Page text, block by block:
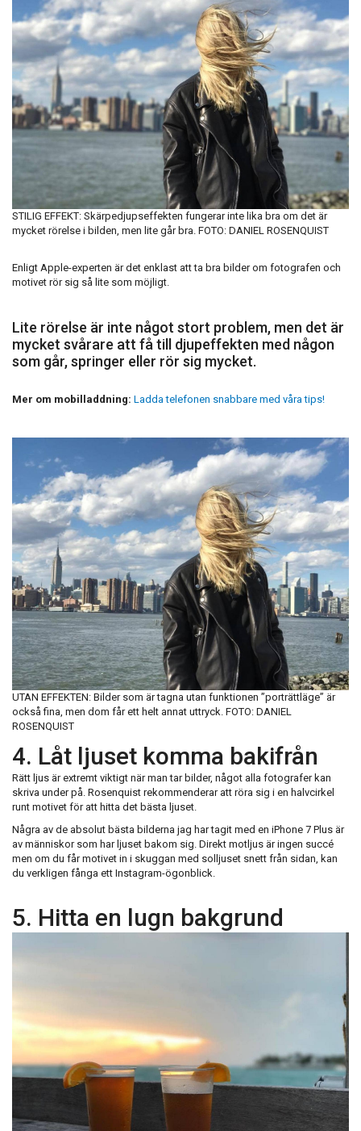
STILIG EFFEKT: Skärpedjupseffekten fungerar inte lika bra om det är
mycket rörelse i bilden, men lite går bra. FOTO: DANIEL ROSENQUIST
Enligt Apple-experten är det enklast att ta bra bilder om fotografen och
motivet rör sig så lite som möjligt.
Lite rörelse är inte något stort problem, men det är
mycket svårare att få till djupeffekten med någon
som går, springer eller rör sig mycket.
Mer om mobilladdning: Ladda telefonen snabbare med våra tips!
UTAN EFFEKTEN: Bilder som är tagna utan funktionen ”porträttläge” är
också fina, men dom får ett helt annat uttryck. FOTO: DANIEL
ROSENQUIST
4. Låt ljuset komma bakifrån
Rätt ljus är extremt viktigt när man tar bilder, något alla fotografer kan
skriva under på. Rosenquist rekommenderar att röra sig i en halvcirkel
runt motivet för att hitta det bästa ljuset.
Några av de absolut bästa bilderna jag har tagit med en iPhone 7 Plus är
av människor som har ljuset bakom sig. Direkt motljus är ingen succé
men om du får motivet in i skuggan med solljuset snett från sidan, kan
du verkligen fånga ett Instagram-ögonblick.
5. Hitta en lugn bakgrund